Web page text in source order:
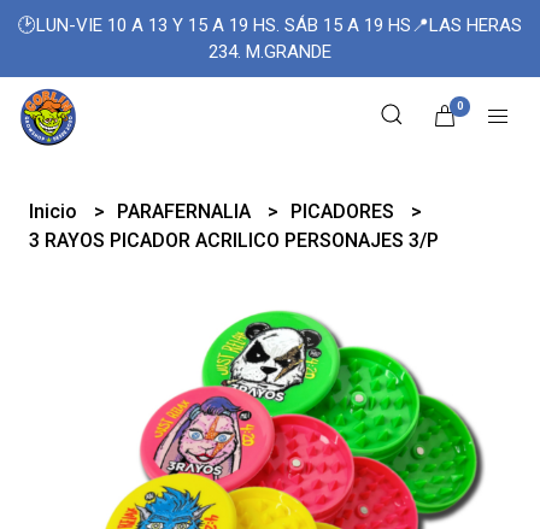
🕑LUN-VIE 10 A 13 Y 15 A 19 HS. SÁB 15 A 19 HS📍LAS HERAS
234. M.GRANDE
0
Inicio PARAFERNALIA
PICADORES
3 RAYOS PICADOR ACRILICO PERSONAJES 3/P